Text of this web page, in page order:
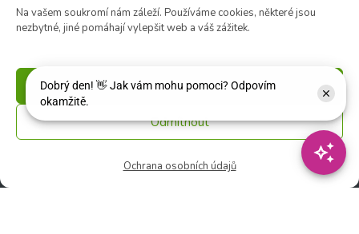
Na vašem soukromí nám záleží. Používáme cookies, některé jsou
nezbytné, jiné pomáhají vylepšit web a váš zážitek.
Příjmout
Odmítnout
Ochrana osobních údajů
🕑 So: 9:00 – 15:00
Rychlý kontakt: